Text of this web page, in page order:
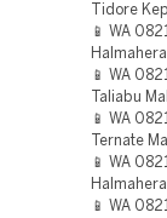
Tidore
📱 WA
📱 WA
Taliabu
📱 WA
Ternate
📱 WA
📱 WA